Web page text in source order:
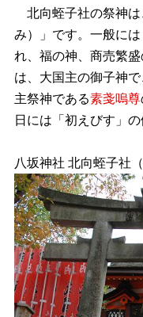
北向蛭子社の祭神は
み）」です。一般に
れ、福の神、商売繁
は、大国主の御子神
主祭神である素戔嗚尊
日には「初えびす」の
八坂神社 北向蛭子社